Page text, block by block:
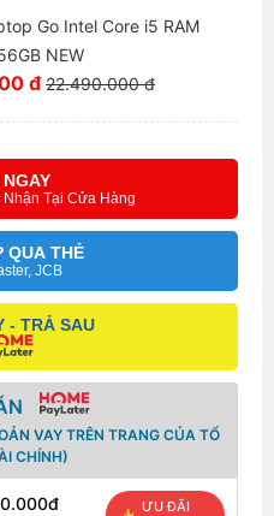
Go Intel Core i5 RAM
NEW
đ 22.490.000 đ
Tại Cửa Hàng
QUA THẺ
JCB
- TRẢ SAU
VAY TRÊN TRANG CỦA TỔ
CHÍNH)
ƯU ĐÃI